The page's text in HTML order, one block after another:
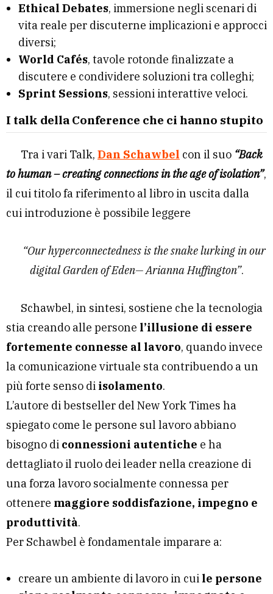
Ethical Debates, immersione negli scenari di
vita reale per discuterne implicazioni e approcci
diversi;
World Cafés, tavole rotonde finalizzate a
discutere e condividere soluzioni tra colleghi;
Sprint Sessions, sessioni interattive veloci.
I talk della Conference che ci hanno stupito
Tra i vari Talk, Dan Schawbel con il suo “Back
to human – creating connections in the age of isolation”,
il cui titolo fa riferimento al libro in uscita dalla
cui introduzione è possibile leggere
“Our hyperconnectedness is the snake lurking in our
digital Garden of Eden— Arianna Huffington”.
Schawbel, in sintesi, sostiene che la tecnologia
stia creando alle persone l’illusione di essere
fortemente connesse al lavoro, quando invece
la comunicazione virtuale sta contribuendo a un
più forte senso di isolamento.
L’autore di bestseller del New York Times ha
spiegato come le persone sul lavoro abbiano
bisogno di connessioni autentiche e ha
dettagliato il ruolo dei leader nella creazione di
una forza lavoro socialmente connessa per
ottenere maggiore soddisfazione, impegno e
produttività.
Per Schawbel è fondamentale imparare a:
creare un ambiente di lavoro in cui le persone